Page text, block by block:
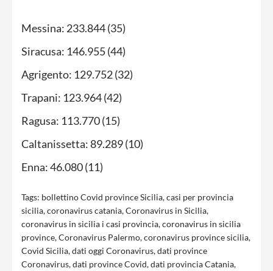
Messina: 233.844 (35)
Siracusa: 146.955 (44)
Agrigento: 129.752 (32)
Trapani: 123.964 (42)
Ragusa: 113.770 (15)
Caltanissetta: 89.289 (10)
Enna: 46.080 (11)
Tags: bollettino Covid province Sicilia,casi per provincia
sicilia,coronavirus catania,Coronavirus in Sicilia,
coronavirus in sicilia i casi provincia,coronavirus in sicilia
province,Coronavirus Palermo,coronavirus province sicilia,
Covid Sicilia,dati oggi Coronavirus,dati province
Coronavirus,dati province Covid,dati provincia Catania,